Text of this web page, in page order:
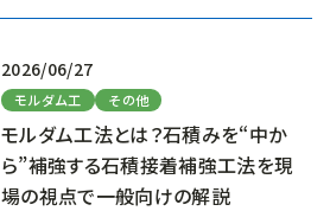
2026/06/27
モルダム工 その他
モルダム工法とは？石積みを“中か
ら”補強する石積接着補強工法を現
場の視点で一般向けの解説